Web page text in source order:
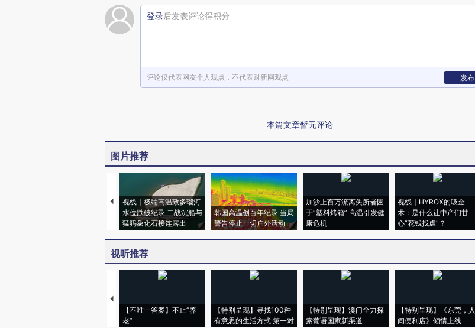
登录后发表评论得积分
评论仅代表网友个人观点，不代表财新网观点 发布
本篇文章暂无评论
图片推荐
视线｜极端高温致多瑙河
水位跌破纪录 二战沉船与
猛犸象化石接连露出
韩国高温创百年纪录 当局
警告停止一切户外活动
加沙上百万流离失所者困
于“塑料烤箱” 高温引发健
康危机
视线｜HYROX的吸金
术：是什么让中产们甘
心“花钱找虐”？
视听推荐
【不唯一答案】不止“养
老”
【特别呈现】寻找100种
有意思的生活方式·第一对
【特别呈现】澳门全力探
索葡语国家新渠道
【特别呈现】《东莞，人
间便利店》倾情上线